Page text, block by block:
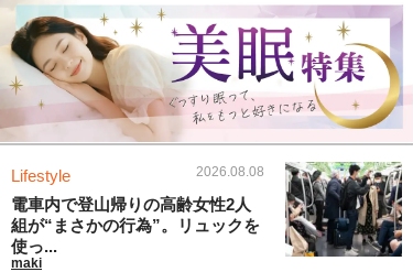
Lifestyle 2026.08.08
電車内で登山帰りの高齢女性2人
組が“まさかの行為”。リュックを
使っ...
maki